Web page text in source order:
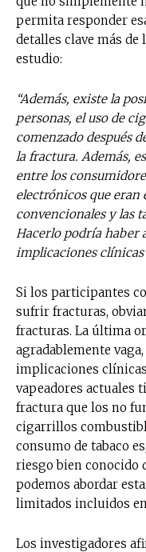
permita responder
detalles clave más
estudio:
“Además, existe la
personas, el uso de
comenzado después
la fractura. Además,
entre los
electrónicos que
convencionales y las
Hacerlo podría haber
implicaciones
Si los participantes
sufrir fracturas,
fracturas. La última
agradablemente
implicaciones
vapeadores actuales
fractura que los no
cigarrillos
consumo de tabaco
riesgo bien conocido
podemos abordar
limitados incluidos
Los investigadores